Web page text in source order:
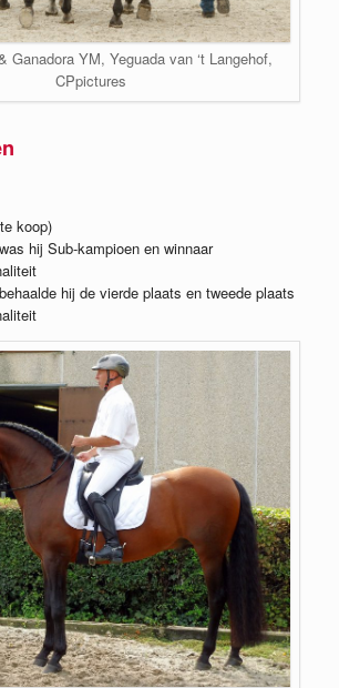
Ganadora YM, Yeguada van ‘t Langehof,
CPpictures
koop)
hij Sub-kampioen en winnaar
hij de vierde plaats en tweede plaats